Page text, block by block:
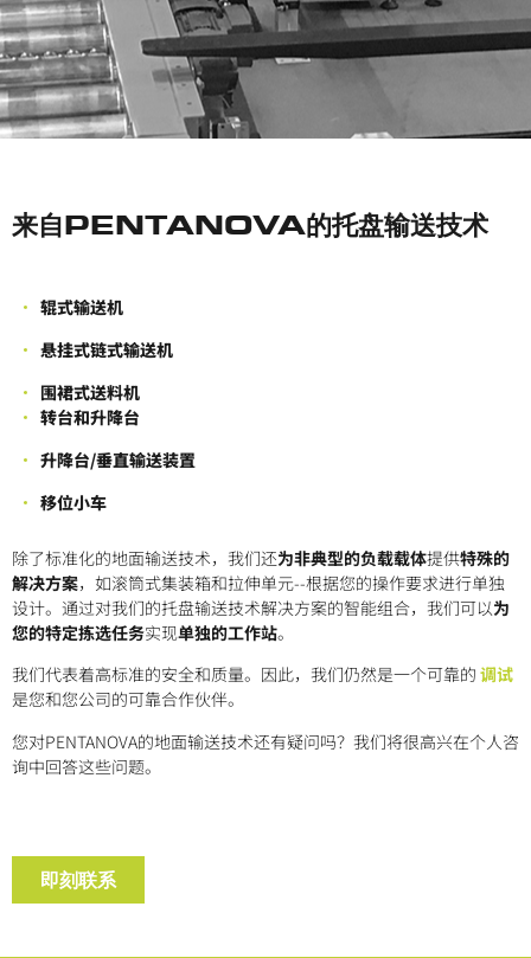
来自PENTANOVA的托盘输送技术
辊式输送机
悬挂式链式输送机
围裙式送料机
转台和升降台
升降台/垂直输送装置
移位小车
除了标准化的地面输送技术，我们还为非典型的负载载体提供特殊的
解决方案，如滚筒式集装箱和拉伸单元--根据您的操作要求进行单独
设计。通过对我们的托盘输送技术解决方案的智能组合，我们可以为
您的特定拣选任务实现单独的工作站。
我们代表着高标准的安全和质量。因此，我们仍然是一个可靠的 调试
是您和您公司的可靠合作伙伴。
您对PENTANOVA的地面输送技术还有疑问吗？我们将很高兴在个人咨
询中回答这些问题。
即刻联系